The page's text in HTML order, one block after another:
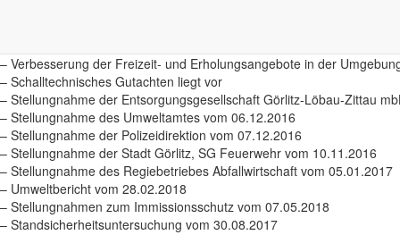
– Verbesserung der Freizeit- und Erholungsangebote in der
– Schalltechnisches Gutachten liegt vor
– Stellungnahme der Entsorgungsgesellschaft Görlitz-Löbau-Zittau
– Stellungnahme des Umweltamtes vom 06.12.2016
– Stellungnahme der Polizeidirektion vom 07.12.2016
– Stellungnahme der Stadt Görlitz, SG Feuerwehr vom 10.11.2016
– Stellungnahme des Regiebetriebes Abfallwirtschaft vom 05.01.2017
– Umweltbericht vom 28.02.2018
– Stellungnahmen zum Immissionsschutz vom 07.05.2018
– Standsicherheitsuntersuchung vom 30.08.2017